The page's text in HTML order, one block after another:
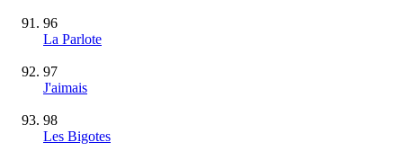
96
La Parlote
97
J'aimais
98
Les Bigotes